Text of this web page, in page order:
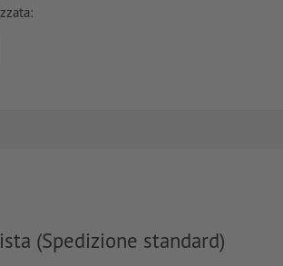
(Spedizione standard)